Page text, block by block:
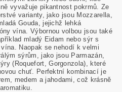
vyvažuje pikantnost pokrmů. Ze
varianty, jako jsou Mozzarella,
Gouda, jejichž lehká
vína. Výbornou volbou jsou také
mladý Eidam nebo sýr s
Naopak se nehodí k velmi
sýrům, jako jsou Parmazán,
(Roquefort, Gorgonzola), které
chuť. Perfektní kombinací je
medem a jahodami, což krásně